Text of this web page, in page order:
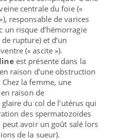
centrale du foie («
responsable de varices
un risque d’hémorragie
rupture) et d’un
(« ascite »).
est présente dans la
raison d’une obstruction
la femme, une
raison de
du col de l’utérus qui
des spermatozoïdes
peut avoir un goût salé lors
de la sueur).